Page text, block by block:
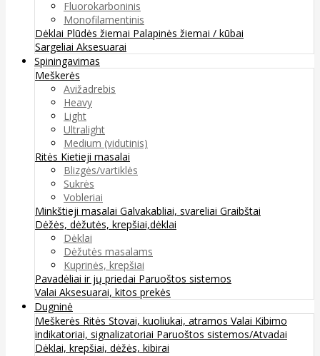
Fluorokarboninis
Monofilamentinis
Dėklai Plūdės žiemai Palapinės žiemai / kūbai
Sargeliai Aksesuarai
Spiningavimas
Meškerės
Avižadrebis
Heavy
Light
Ultralight
Medium (vidutinis)
Ritės Kietieji masalai
Blizgės/vartiklės
Sukrės
Vobleriai
Minkštieji masalai Galvakabliai, svareliai Graibštai
Dėžės, dėžutės, krepšiai,dėklai
Dėklai
Dėžutės masalams
Kuprinės, krepšiai
Pavadėliai ir jų priedai Paruoštos sistemos
Valai Aksesuarai, kitos prekės
Dugninė
Meškerės Ritės Stovai, kuoliukai, atramos Valai Kibimo
indikatoriai, signalizatoriai Paruoštos sistemos/Atvadai
Dėklai, krepšiai, dėžės, kibirai